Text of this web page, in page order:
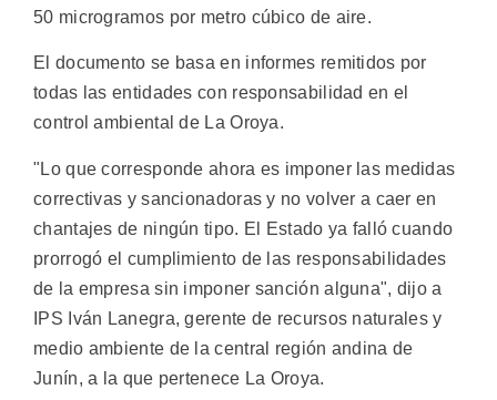
50 microgramos por metro cúbico de aire.
El documento se basa en informes remitidos por
todas las entidades con responsabilidad en el
control ambiental de La Oroya.
"Lo que corresponde ahora es imponer las medidas
correctivas y sancionadoras y no volver a caer en
chantajes de ningún tipo. El Estado ya falló cuando
prorrogó el cumplimiento de las responsabilidades
de la empresa sin imponer sanción alguna", dijo a
IPS Iván Lanegra, gerente de recursos naturales y
medio ambiente de la central región andina de
Junín, a la que pertenece La Oroya.